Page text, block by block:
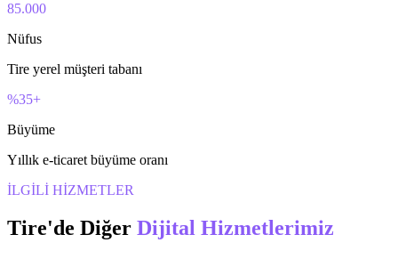
85.000
Nüfus
Tire yerel müşteri tabanı
%35+
Büyüme
Yıllık e-ticaret büyüme oranı
İLGİLİ HİZMETLER
Tire'de Diğer Dijital Hizmetlerimiz